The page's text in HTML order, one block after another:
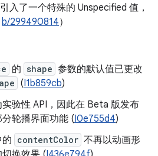
入了一个特殊的 Unspecified 值，
b/299490814）
的 shape 参数的默认值已更改
(I1b859cb)
实验性 API，因此在 Beta 版发布
轮播界面功能 (I0e755d4)
的 contentColor 不再以动画形